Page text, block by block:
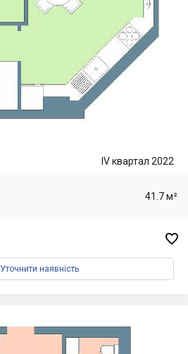
IV квартал 2022
41.7 м²

Уточнити наявність